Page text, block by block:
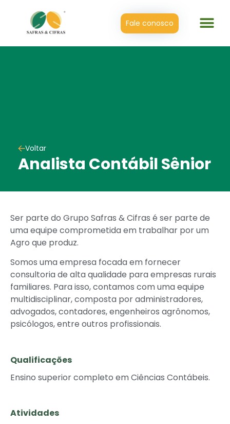
Fale conosco
Voltar
Analista Contábil Sênior
Ser parte do Grupo Safras & Cifras é ser parte de
uma equipe comprometida em trabalhar por um
Agro que produz.
Somos uma empresa focada em fornecer
consultoria de alta qualidade para empresas rurais
familiares. Para isso, contamos com uma equipe
multidisciplinar, composta por administradores,
advogados, contadores, engenheiros agrônomos,
psicólogos, entre outros profissionais.
Qualificações
Ensino superior completo em Ciências Contábeis.
Atividades